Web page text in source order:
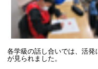
各学級の話し合いでは、活
が見られました。